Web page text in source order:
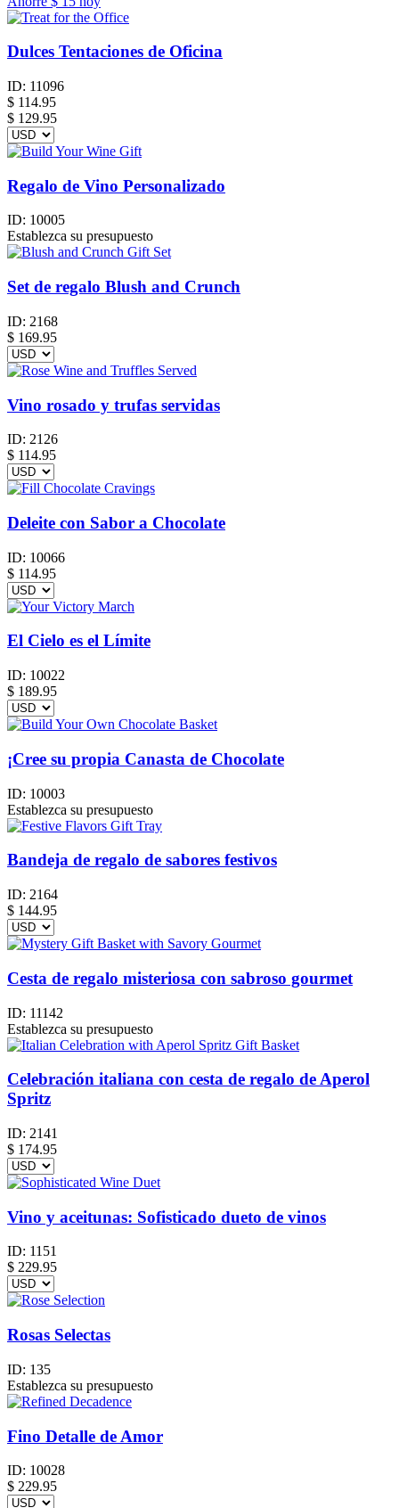
Dulces Tentaciones de Oficina
ID: 11096
$ 114.95
$ 129.95
Regalo de Vino Personalizado
ID: 10005
Establezca su presupuesto
Set de regalo Blush and Crunch
ID: 2168
$ 169.95
Vino rosado y trufas servidas
ID: 2126
$ 114.95
Deleite con Sabor a Chocolate
ID: 10066
$ 114.95
El Cielo es el Límite
ID: 10022
$ 189.95
¡Cree su propia Canasta de Chocolate
ID: 10003
Establezca su presupuesto
Bandeja de regalo de sabores festivos
ID: 2164
$ 144.95
Cesta de regalo misteriosa con sabroso gourmet
ID: 11142
Establezca su presupuesto
Celebración italiana con cesta de regalo de Aperol
Spritz
ID: 2141
$ 174.95
Vino y aceitunas: Sofisticado dueto de vinos
ID: 1151
$ 229.95
Rosas Selectas
ID: 135
Establezca su presupuesto
Fino Detalle de Amor
ID: 10028
$ 229.95